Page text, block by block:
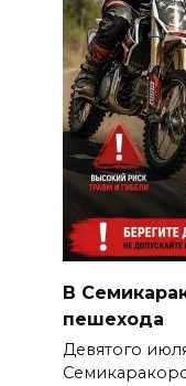
В
пешехода
Девятого